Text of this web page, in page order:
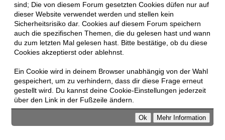
sind; Die von diesem Forum gesetzten Cookies düfen nur auf
dieser Website verwendet werden und stellen kein
Sicherheitsrisiko dar. Cookies auf diesem Forum speichern
auch die spezifischen Themen, die du gelesen hast und wann
du zum letzten Mal gelesen hast. Bitte bestätige, ob du diese
Cookies akzeptierst oder ablehnst.
Ein Cookie wird in deinem Browser unabhängig von der Wahl
gespeichert, um zu verhindern, dass dir diese Frage erneut
gestellt wird. Du kannst deine Cookie-Einstellungen jederzeit
über den Link in der Fußzeile ändern.